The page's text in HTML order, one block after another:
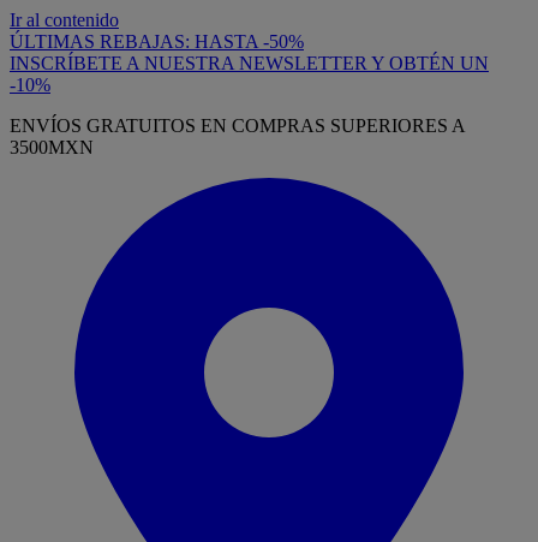
Ir al contenido
ÚLTIMAS REBAJAS: HASTA -50%
INSCRÍBETE A NUESTRA NEWSLETTER Y OBTÉN UN
-10%
ENVÍOS GRATUITOS EN COMPRAS SUPERIORES A
3500MXN